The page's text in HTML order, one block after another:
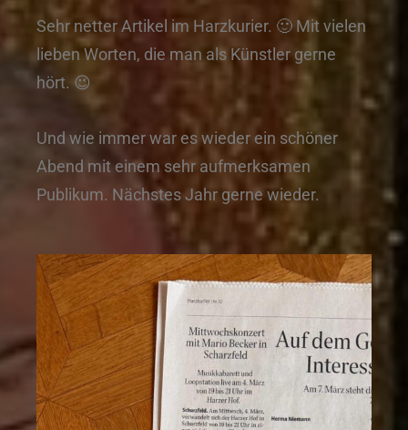
Sehr netter Artikel im Harzkurier. 🙂 Mit vielen
lieben Worten, die man als Künstler gerne
hört. 😉
Und wie immer war es wieder ein schöner
Abend mit einem sehr aufmerksamen
Publikum. Nächstes Jahr gerne wieder.